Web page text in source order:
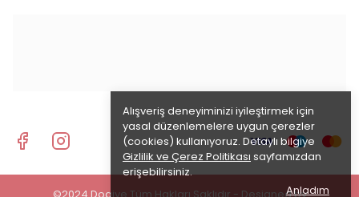
Alışveriş deneyiminizi iyileştirmek için
yasal düzenlemelere uygun çerezler
(cookies) kullanıyoruz. Detaylı bilgiye
Gizlilik ve Çerez Politikası sayfamızdan
erişebilirsiniz.
Anladım